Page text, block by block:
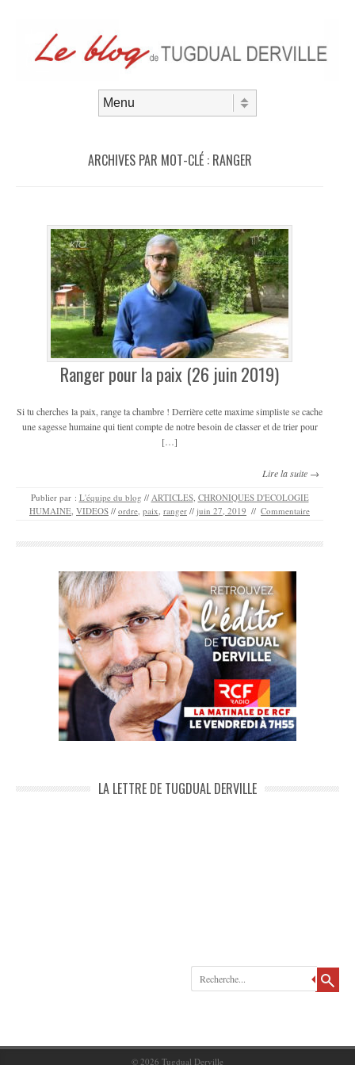
ARCHIVES PAR MOT-CLÉ : RANGER
Ranger pour la paix (26 juin 2019)
Si tu cherches la paix, range ta chambre ! Derrière cette maxime simpliste se cache
une sagesse humaine qui tient compte de notre besoin de classer et de trier pour
[…]
Lire la suite →
Publier par : L'équipe du blog // ARTICLES, CHRONIQUES D'ECOLOGIE
HUMAINE VIDEOS // ordre paix ranger // juin 27, 2019 // Commentaire
LA LETTRE DE TUGDUAL DERVILLE
Recherche
© 2026 Tugdual Derville